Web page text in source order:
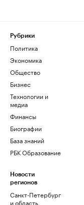
Рубрики
Политика
Экономика
Общество
Бизнес
Технологии и
медиа
Финансы
Биографии
База знаний
РБК Образование
Новости
регионов
Санкт-Петербург
и область